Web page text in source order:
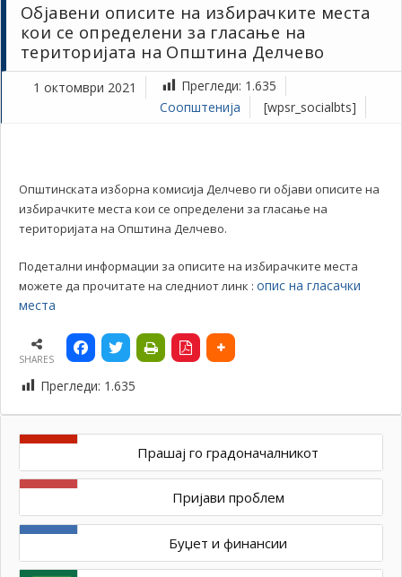
Објавени описите на избирачките места
кои се определени за гласање на
територијата на Општина Делчево
1 октомври 2021 Прегледи: 1.635
Соопштенија
[wpsr_socialbts]
Општинската изборна комисија Делчево ги објави описите на
избирачките места кои се определени за гласање на
територијата на Општина Делчево.
Подетални информации за описите на избирачките места
можете да прочитате на следниот линк : опис на гласачки
места
SHARES
Прегледи: 1.635
Прашај го градоначалникот
Пријави проблем
Буџет и финансии